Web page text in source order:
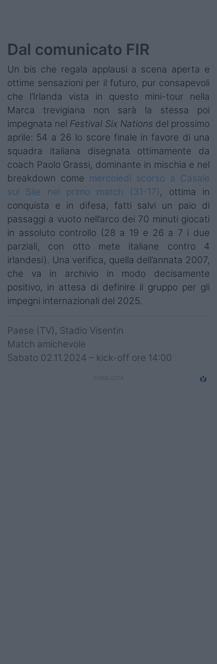
Dal comunicato FIR
Un bis che regala applausi a scena aperta e
ottime sensazioni per il futuro, pur consapevoli
che l’Irlanda vista in questo mini-tour nella
Marca trevigiana non sarà la stessa poi
impegnata nel Festival Six Nations del prossimo
aprile: 54 a 26 lo score finale in favore di una
squadra italiana disegnata ottimamente da
coach Paolo Grassi, dominante in mischia e nel
breakdown come mercoledì scorso a Casale
sul Sile nel primo match (31-17) , ottima in
conquista e in difesa, fatti salvi un paio di
passaggi a vuoto nell’arco dei 70 minuti giocati
in assoluto controllo (28 a 19 e 26 a 7 i due
parziali, con otto mete italiane contro 4
irlandesi). Una verifica, quella dell’annata 2007,
che va in archivio in modo decisamente
positivo, in attesa di definire il gruppo per gli
impegni internazionali del 2025.
Paese (TV), Stadio Visentin
Match amichevole
Sabato 02.11.2024 – kick-off ore 14:00